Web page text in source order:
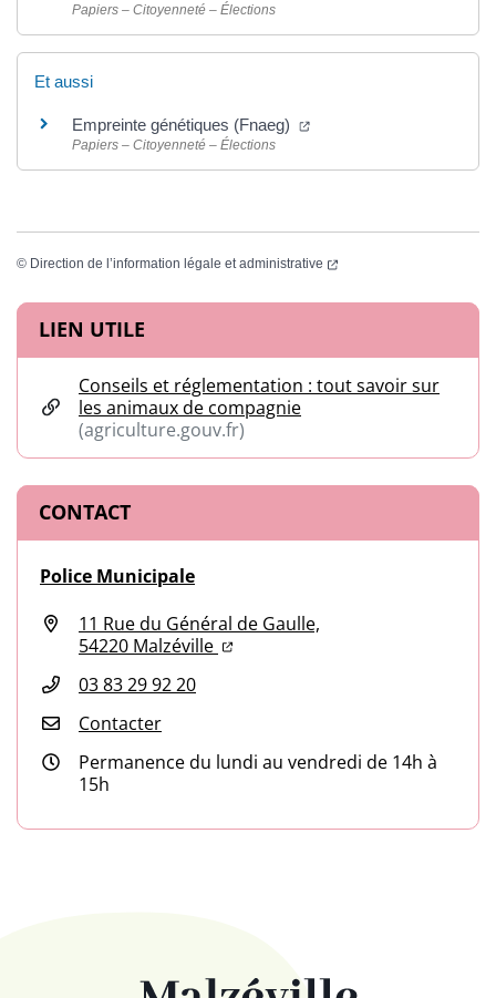
Papiers – Citoyenneté – Élections
Et aussi
Empreinte génétiques (Fnaeg) (ouverture dans un
Papiers – Citoyenneté – Élections
© Direction de l’information légale et administrative (ouverture dans un
Informations complémentaires
LIEN UTILE
Conseils et réglementation : tout savoir sur
les animaux de compagnie
(agriculture.gouv.fr)
CONTACT
Police Municipale
11 Rue du Général de Gaulle,
54220 Malzéville (ouverture dans un nouvel
(ouverture dans un nouvel
03 83 29 92 20
Contacter
Permanence du lundi au vendredi de 14h à
15h